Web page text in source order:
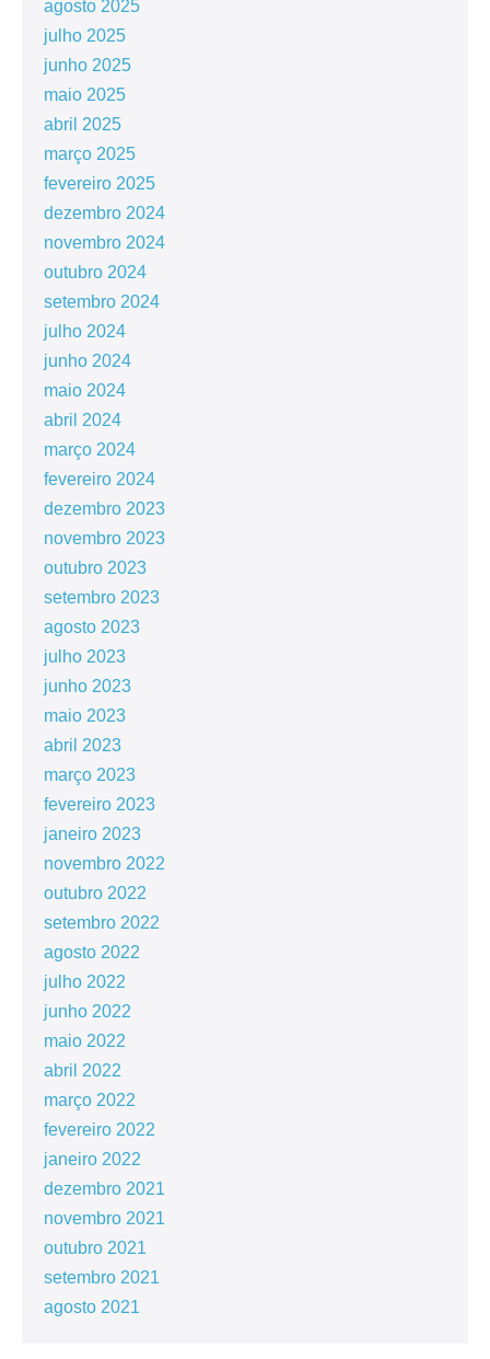
agosto 2025
julho 2025
junho 2025
maio 2025
abril 2025
março 2025
fevereiro 2025
dezembro 2024
novembro 2024
outubro 2024
setembro 2024
julho 2024
junho 2024
maio 2024
abril 2024
março 2024
fevereiro 2024
dezembro 2023
novembro 2023
outubro 2023
setembro 2023
agosto 2023
julho 2023
junho 2023
maio 2023
abril 2023
março 2023
fevereiro 2023
janeiro 2023
novembro 2022
outubro 2022
setembro 2022
agosto 2022
julho 2022
junho 2022
maio 2022
abril 2022
março 2022
fevereiro 2022
janeiro 2022
dezembro 2021
novembro 2021
outubro 2021
setembro 2021
agosto 2021